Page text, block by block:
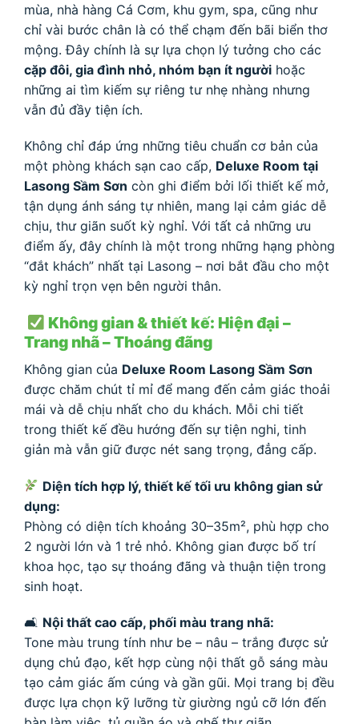
mùa, nhà hàng Cá Cơm, khu gym, spa, cũng như
chỉ vài bước chân là có thể chạm đến bãi biển thơ
mộng. Đây chính là sự lựa chọn lý tưởng cho các
cặp đôi, gia đình nhỏ, nhóm bạn ít người hoặc
những ai tìm kiếm sự riêng tư nhẹ nhàng nhưng
vẫn đủ đầy tiện ích.
Không chỉ đáp ứng những tiêu chuẩn cơ bản của
một phòng khách sạn cao cấp, Deluxe Room tại
Lasong Sầm Sơn còn ghi điểm bởi lối thiết kế mở,
tận dụng ánh sáng tự nhiên, mang lại cảm giác dễ
chịu, thư giãn suốt kỳ nghỉ. Với tất cả những ưu
điểm ấy, đây chính là một trong những hạng phòng
“đắt khách” nhất tại Lasong – nơi bắt đầu cho một
kỳ nghỉ trọn vẹn bên người thân.
Không gian & thiết kế: Hiện đại –
Trang nhã – Thoáng đãng
Không gian của Deluxe Room Lasong Sầm Sơn
được chăm chút tỉ mỉ để mang đến cảm giác thoải
mái và dễ chịu nhất cho du khách. Mỗi chi tiết
trong thiết kế đều hướng đến sự tiện nghi, tinh
giản mà vẫn giữ được nét sang trọng, đẳng cấp.
Diện tích hợp lý, thiết kế tối ưu không gian sử
dụng:
Phòng có diện tích khoảng 30–35m², phù hợp cho
2 người lớn và 1 trẻ nhỏ. Không gian được bố trí
khoa học, tạo sự thoáng đãng và thuận tiện trong
sinh hoạt.
🛋 Nội thất cao cấp, phối màu trang nhã:
Tone màu trung tính như be – nâu – trắng được sử
dụng chủ đạo, kết hợp cùng nội thất gỗ sáng màu
tạo cảm giác ấm cúng và gần gũi. Mọi trang bị đều
được lựa chọn kỹ lưỡng từ giường ngủ cỡ lớn đến